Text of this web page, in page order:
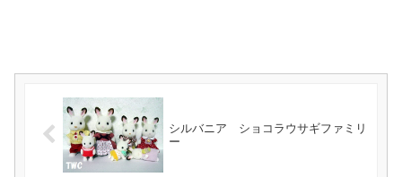
シルバニア ショコラウサギファミリ
ー